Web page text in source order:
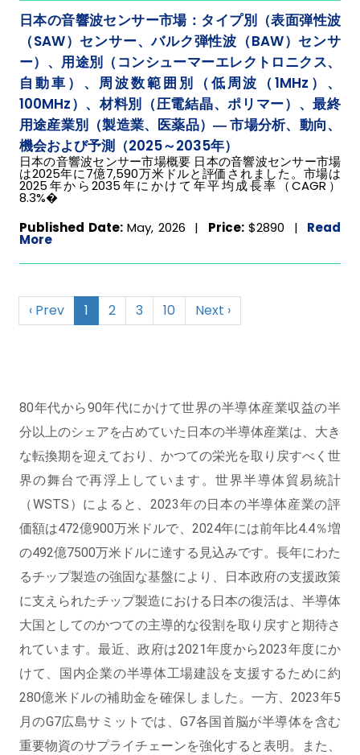
日本の音響波センサー市場：タイプ別（表面弾性波
（SAW）センサー、バルク弾性波（BAW）センサ
ー）、用途別（コンシューマーエレクトロニクス、
自動車）、周波数範囲別（低周波（1MHz）、
100MHz）、材料別（圧電結晶、ポリマー）、最終
用途産業別（製造業、医薬品）― 市場分析、動向、
機会および予測（2025～2035年）
日本の音響波センサー市場概要 日本の音響波センサー市場
は2025年に7億7,590万米ドルと評価されました。市場は
2025年から2035年にかけて年平均成長率（CAGR）
8.3%�
Published Date:May, 2026 | Price:$2890 | Read
More
‹ Prev 1 2 3 10 Next ›
80年代から90年代にかけて世界の半導体産業収益の半
分以上のシェアを占めていた日本の半導体産業は、大き
な転換期を迎えており、かつての栄光を取り戻すべく世
界の舞台で再浮上しています。世界半導体貿易統計
（WSTS）によると、2023年の日本の半導体産業の評
価額は472億900万米ドルで、2024年には前年比4.4％増
の492億7500万米ドルに達する見込みです。長年にわた
るチップ製造の強固な基盤により、日本政府の支援政策
に支えられたチップ製造における日本の復活は、半導体
大国としてのかつての主導的な役割を取り戻すと期待さ
れています。最近、政府は2021年度から2023年度にか
けて、国内企業の半導体工場建設を支援するために約
280億米ドルの補助金を確保しました。一方、2023年5
月のG7広島サミットでは、G7各国首脳が半導体を含む
重要物資のサプライチェーンを強化すると表明。また、